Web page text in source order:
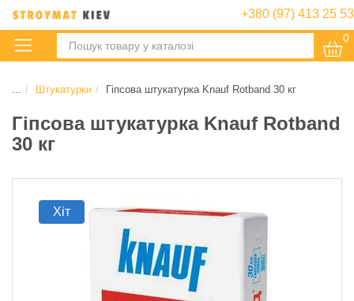
+380 (97) 413 25 53
0
Штукатурки Гіпсова штукатурка Knauf Rotband 30 кг
Гіпсова штукатурка Knauf Rotband
30 кг
Хіт